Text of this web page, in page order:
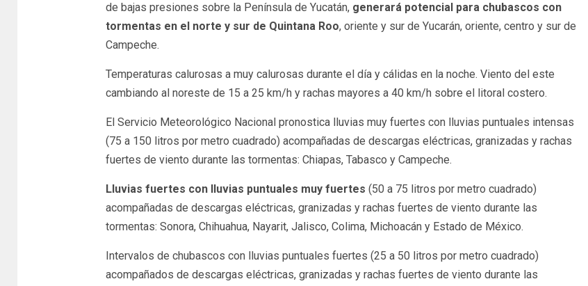
de bajas presiones sobre la Península de Yucatán, generará potencial para chubascos con
tormentas en el norte y sur de Quintana Roo, oriente y sur de Yucarán, oriente, centro y sur de
Campeche.
Temperaturas calurosas a muy calurosas durante el día y cálidas en la noche. Viento del este
cambiando al noreste de 15 a 25 km/h y rachas mayores a 40 km/h sobre el litoral costero.
El Servicio Meteorológico Nacional pronostica lluvias muy fuertes con lluvias puntuales intensas
(75 a 150 litros por metro cuadrado) acompañadas de descargas eléctricas, granizadas y rachas
fuertes de viento durante las tormentas: Chiapas, Tabasco y Campeche.
Lluvias fuertes con lluvias puntuales muy fuertes (50 a 75 litros por metro cuadrado)
acompañadas de descargas eléctricas, granizadas y rachas fuertes de viento durante las
tormentas: Sonora, Chihuahua, Nayarit, Jalisco, Colima, Michoacán y Estado de México.
Intervalos de chubascos con lluvias puntuales fuertes (25 a 50 litros por metro cuadrado)
acompañados de descargas eléctricas, granizadas y rachas fuertes de viento durante las